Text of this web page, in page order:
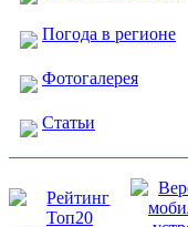
Погода в регионе
Фотогалерея
Статьи